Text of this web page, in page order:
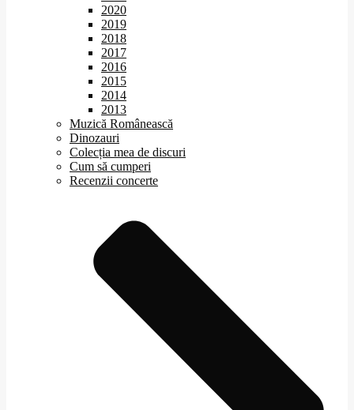
2020
2019
2018
2017
2016
2015
2014
2013
Muzică Românească
Dinozauri
Colecția mea de discuri
Cum să cumperi
Recenzii concerte